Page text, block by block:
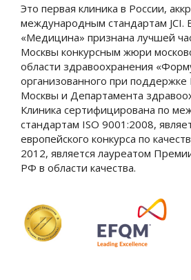
Это первая клиника в России,
международным стандартам JCI.
«Медицина» признана лучшей
Москвы конкурсным жюри
области здравоохранения
организованного при поддержке
Москвы и Департамента
Клиника сертифицирована по
стандартам ISO 9001:2008,
европейского конкурса по
2012, является лауреатом
РФ в области качества.